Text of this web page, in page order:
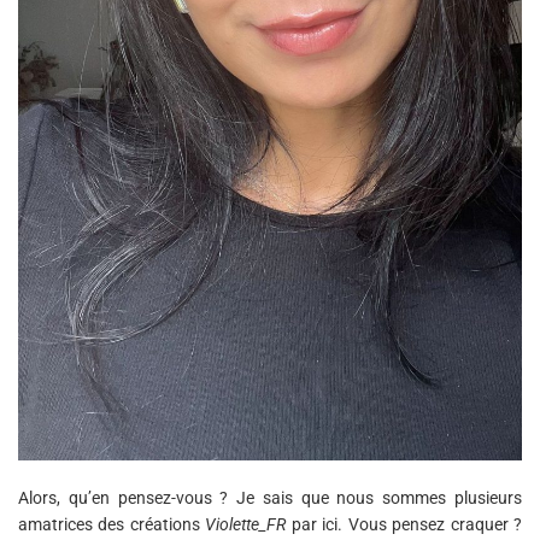
Alors, qu’en pensez-vous ? Je sais que nous sommes plusieurs
amatrices des créations Violette_FRpar ici. Vous pensez craquer ?